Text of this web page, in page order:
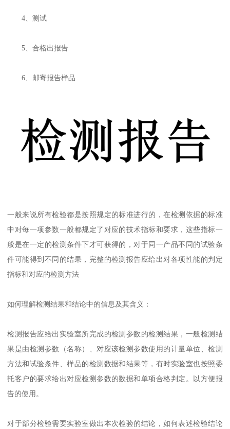
4、测试
5、合格出报告
6、邮寄报告样品
一般来说所有检验都是按照规定的标准进行的，在检测依据的标准
中对每一项参数一般都规定了对应的技术指标和要求，这些指标一
般是在一定的检测条件下才可获得的，对于同一产品不同的试验条
件可能得到不同的结果，完整的检测报告应给出对各项性能的判定
指标和对应的检测方法
如何理解检测结果和结论中的信息及其含义：
检测报告应给出实验室所完成的检测参数的检测结果，一般检测结
果是由检测参数（名称）、对应该检测参数使用的计量单位、检测
方法和试验条件、样品的检测数据和结果等，有时实验室也按照委
托客户的要求给出对应检测参数的数据和单项合格判定。以方便报
告的使用。
对于部分检验需要实验室做出本次检验的结论，如何表述检验结论